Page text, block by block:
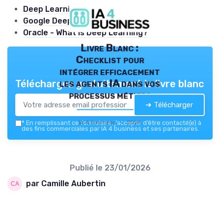
Deep Learning - Wikipedia
Google DeepMind - Wikipedia
Oracle - What is Deep Learning?
Livre Blanc :
Checklist pour
intégrer efficacement
les agents IA dans vos
processus métiers
IA 4 business — 2026
Téléchargez gratuitement le livre blanc
➔ Télécharger
* En remplissant ce formulaire, j’accepte d’être contacté(e) à
des fins commerciales par IA 4 business et ses partenaires.
Publié le 23/01/2026
par Camille Aubertin